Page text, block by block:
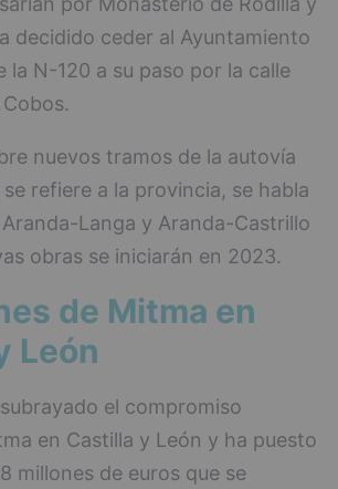
decidido ceder al Ayuntamiento
la N-120 a su paso por la calle
nuevos tramos de la autovía
se refiere a la provincia, se habla
Langa y Aranda-Castrillo
obras se iniciarán en 2023.
de Mitma en
León
el compromiso
en Castilla y León y ha puesto
millones de euros que se